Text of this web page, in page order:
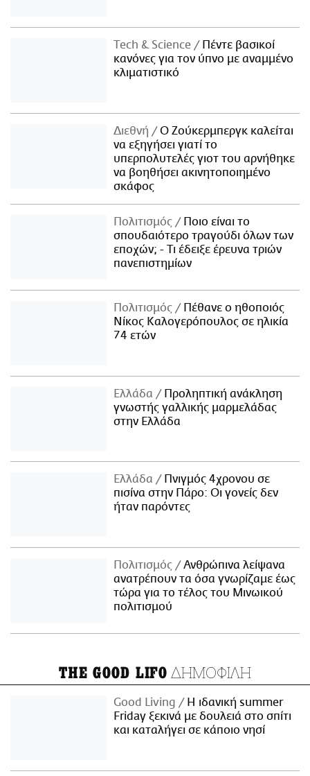
Τech & Science
Πέντε βασικοί
κανόνες για τον ύπνο με αναμμένο
κλιματιστικό
Διεθνή
Ο Ζούκερμπεργκ καλείται
να εξηγήσει γιατί το
υπερπολυτελές γιοτ του αρνήθηκε
να βοηθήσει ακινητοποιημένο
σκάφος
Πολιτισμός
Ποιο είναι το
σπουδαιότερο τραγούδι όλων των
εποχών; - Τι έδειξε έρευνα τριών
πανεπιστημίων
Πολιτισμός
Πέθανε ο ηθοποιός
Νίκος Καλογερόπουλος σε ηλικία
74 ετών
Ελλάδα
Προληπτική ανάκληση
γνωστής γαλλικής μαρμελάδας
στην Ελλάδα
Ελλάδα
Πνιγμός 4χρονου σε
πισίνα στην Πάρο: Οι γονείς δεν
ήταν παρόντες
Πολιτισμός
Ανθρώπινα λείψανα
ανατρέπουν τα όσα γνωρίζαμε έως
τώρα για το τέλος του Μινωικού
πολιτισμού
THE GOOD LIFO ΔΗΜΟΦΙΛΗ
Good Living
Η ιδανική summer
Friday ξεκινά με δουλειά στο σπίτι
και καταλήγει σε κάποιο νησί